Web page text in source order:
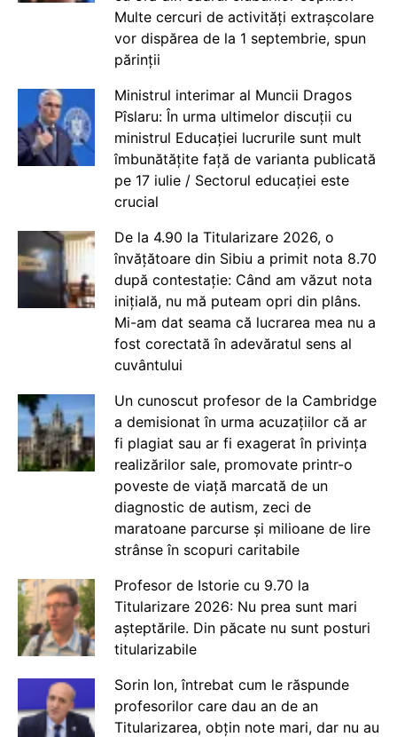
Multe cercuri de activități extrașcolare
vor dispărea de la 1 septembrie, spun
părinții
Ministrul interimar al Muncii Dragos
Pîslaru: În urma ultimelor discuții cu
ministrul Educației lucrurile sunt mult
îmbunătățite față de varianta publicată
pe 17 iulie / Sectorul educației este
crucial
De la 4.90 la Titularizare 2026, o
învățătoare din Sibiu a primit nota 8.70
după contestație: Când am văzut nota
inițială, nu mă puteam opri din plâns.
Mi-am dat seama că lucrarea mea nu a
fost corectată în adevăratul sens al
cuvântului
Un cunoscut profesor de la Cambridge
a demisionat în urma acuzațiilor că ar
fi plagiat sau ar fi exagerat în privința
realizărilor sale, promovate printr-o
poveste de viață marcată de un
diagnostic de autism, zeci de
maratoane parcurse și milioane de lire
strânse în scopuri caritabile
Profesor de Istorie cu 9.70 la
Titularizare 2026: Nu prea sunt mari
așteptările. Din păcate nu sunt posturi
titularizabile
Sorin Ion, întrebat cum le răspunde
profesorilor care dau an de an
Titularizarea, obțin note mari, dar nu au